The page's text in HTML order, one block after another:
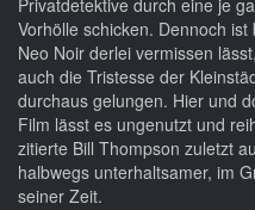
Privatdetektive durch eine je
Vorhölle schicken. Dennoch
Neo Noir derlei vermissen
auch die Tristesse der
durchaus gelungen. Hier und
Film lässt es ungenutzt und
zitierte Bill Thompson zuletzt
halbwegs unterhaltsamer, im
seiner Zeit.